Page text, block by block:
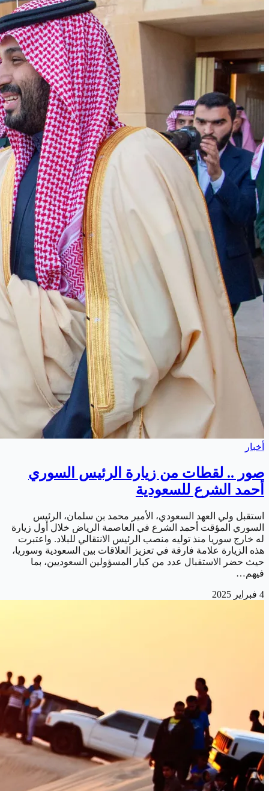
أخبار
صور .. لقطات من زيارة الرئيس السوري
أحمد الشرع للسعودية
استقبل ولي العهد السعودي، الأمير محمد بن سلمان، الرئيس
السوري المؤقت أحمد الشرع في العاصمة الرياض خلال أول زيارة
له خارج سوريا منذ توليه منصب الرئيس الانتقالي للبلاد. واعتبرت
هذه الزيارة علامة فارقة في تعزيز العلاقات بين السعودية وسوريا،
حيث حضر الاستقبال عدد من كبار المسؤولين السعوديين، بما
فيهم…
4 فبراير 2025